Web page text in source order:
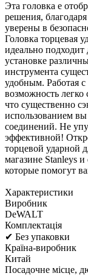
Эта головка е
решения,
уверены в
Головка торцевая
идеально подходит
установке
инструмента
удобным. Работая
возможность
что существенно
использованием
соединений. Не
эффективной!
торцевой ударной
магазине Stanleys
которые помогут
Характеристики
Виробник
DeWALT
Комплектація
✔ Без упаковки
Країна-виробник
Китай
Посадочне місце,